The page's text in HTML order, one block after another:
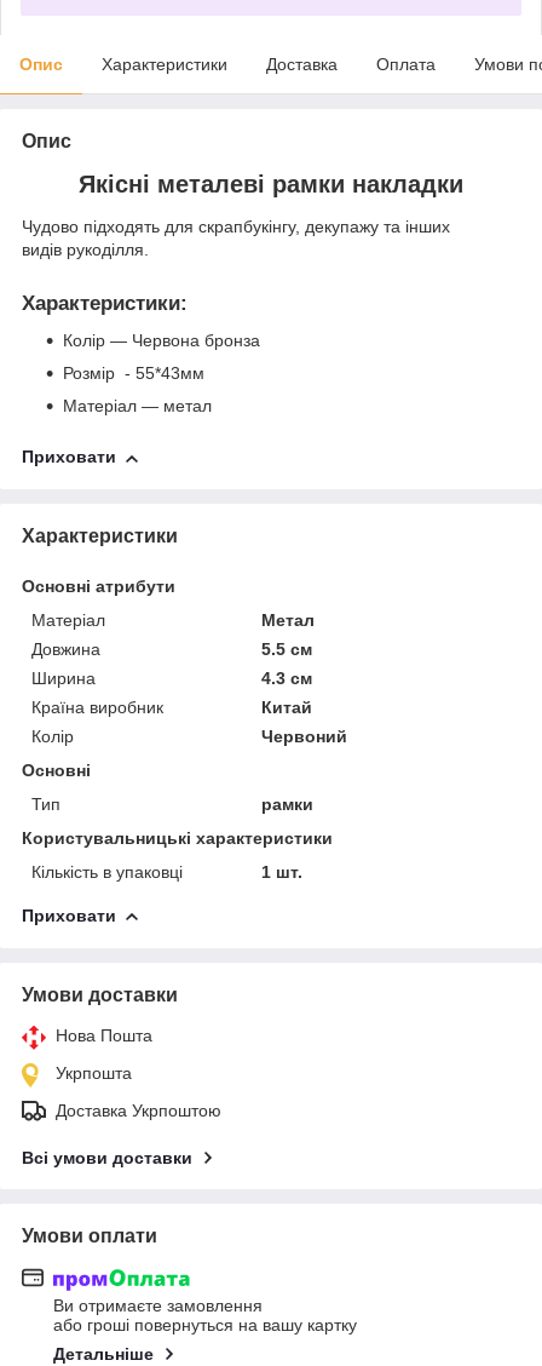
Опис Характеристики Доставка Оплата Умови
Опис
Якісні металеві рамки накладки
Чудово підходять для скрапбукінгу, декупажу та інших
видів рукоділля.
Характеристики:
Колір — Червона бронза
Розмір - 55*43мм
Матеріал — метал
Приховати
Характеристики
Основні атрибути
Матеріал
Метал
Довжина
5.5 см
Ширина
4.3 см
Країна виробник
Китай
Колір
Червоний
Основні
Тип
рамки
Користувальницькі характеристики
Кількість в упаковці
1 шт.
Приховати
Умови доставки
Нова Пошта
Укрпошта
Доставка Укрпоштою
Всі умови доставки
Умови оплати
Ви отримаєте замовлення
або гроші повернуться на вашу картку
Детальніше